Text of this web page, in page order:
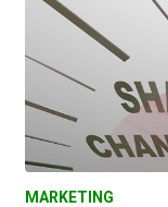
MARKETING